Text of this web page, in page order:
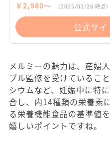
￥2,980〜 （2025/03/28 時点）
公式サイ
メルミーの魅力は、産婦
ブル監修を受けているこ
シウムなど、妊娠中に特
合し、内14種類の栄養素
る栄養機能食品の基準値
嬉しいポイントですね。